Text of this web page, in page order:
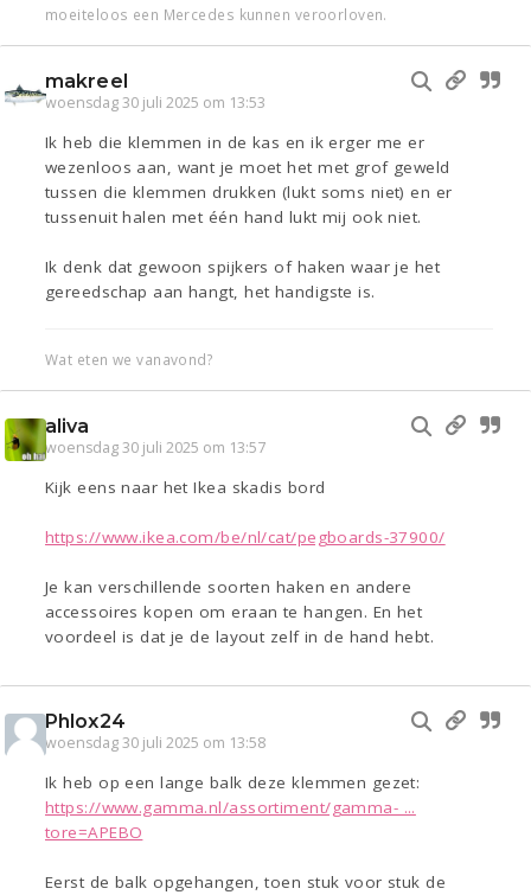
moeiteloos een Mercedes kunnen veroorloven.
makreel
woensdag 30 juli 2025 om 13:53
Ik heb die klemmen in de kas en ik erger me er
wezenloos aan, want je moet het met grof geweld
tussen die klemmen drukken (lukt soms niet) en er
tussenuit halen met één hand lukt mij ook niet.
Ik denk dat gewoon spijkers of haken waar je het
gereedschap aan hangt, het handigste is.
Wat eten we vanavond?
aliva
woensdag 30 juli 2025 om 13:57
Kijk eens naar het Ikea skadis bord
https://www.ikea.com/be/nl/cat/pegboards-37900/
Je kan verschillende soorten haken en andere
accessoires kopen om eraan te hangen. En het
voordeel is dat je de layout zelf in de hand hebt.
Phlox24
woensdag 30 juli 2025 om 13:58
Ik heb op een lange balk deze klemmen gezet:
https://www.gamma.nl/assortiment/gamma- ...
tore=APEBO
Eerst de balk opgehangen, toen stuk voor stuk de